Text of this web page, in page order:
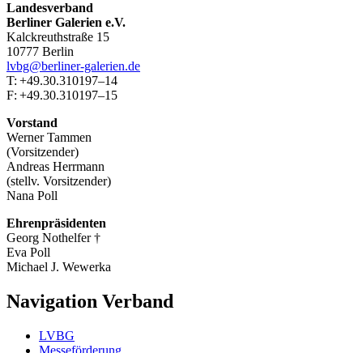
Landesverband
Berliner Galerien e.V.
Kalckreuthstraße 15
10777 Berlin
lvbg@berliner-galerien.de
T: +49.30.310197–14
F: +49.30.310197–15
Vorstand
Werner Tammen
(Vorsitzender)
Andreas Herrmann
(stellv. Vorsitzender)
Nana Poll
Ehrenpräsidenten
Georg Nothelfer †
Eva Poll
Michael J. Wewerka
Navigation Verband
LVBG
Messeförderung